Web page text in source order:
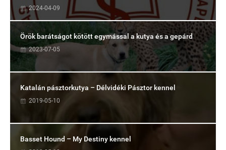
2024-04-09
Örök barátságot kötött egymással a kutya és a gepárd
2023-07-05
Katalán pásztorkutya – Délvidéki Pásztor kennel
2019-05-10
Basset Hound – My Destiny kennel